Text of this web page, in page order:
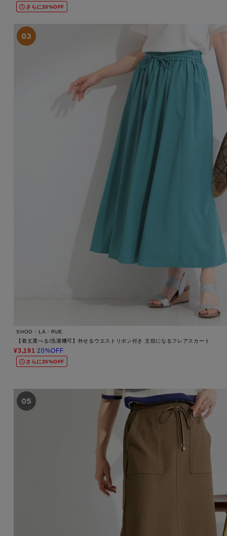
さらに20%OFF
SHOO・LA・RUE
【着丈選べる/洗濯機可】外せるウエストリボン付き 主役になるフレアスカート
¥3,191 20%OFF
さらに20%OFF